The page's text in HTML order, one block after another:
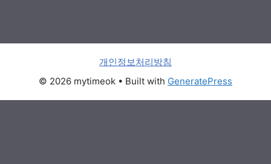
개인정보처리방침
© 2026 mytimeok • Built with GeneratePress